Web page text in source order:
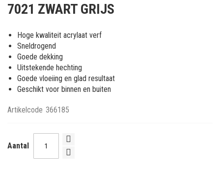
van
afbeeldingen-
gallerij
7021 ZWART GRIJS
Hoge kwaliteit acrylaat verf
Sneldrogend
Goede dekking
Uitstekende hechting
Goede vloeiing en glad resultaat
Geschikt voor binnen en buiten
Artikelcode 366185
Aantal